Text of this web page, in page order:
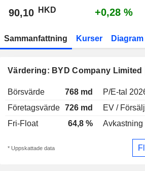
90,10 HKD +0,28 %
Sammanfattning Kurser Diagram
Värdering: BYD Company Limited
Börsvärde 768 md P/E-tal
Företagsvärde 726 md EV /
Fri-Float
64,8 % Avkastning
* Uppskattade data